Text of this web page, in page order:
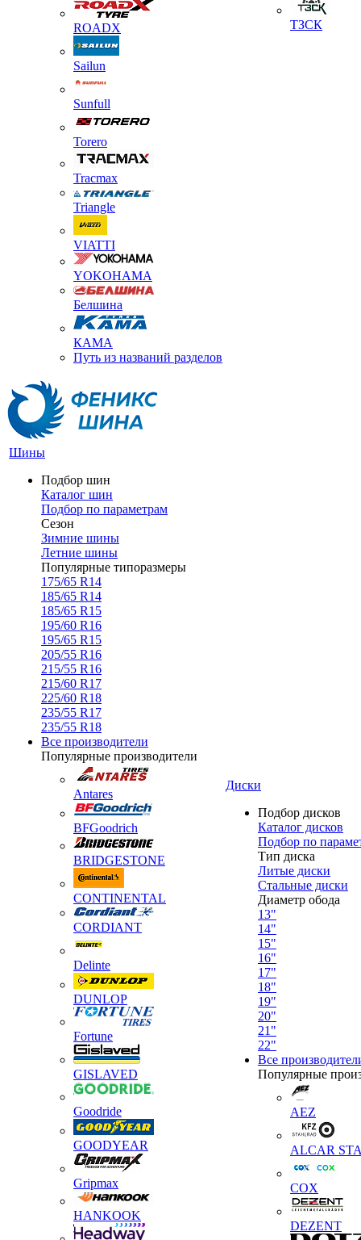
ROADX
Sailun
Sunfull
Torero
Tracmax
Triangle
VIATTI
YOKOHAMA
Белшина
КАМА
Путь из названий разделов
ТЗСК
Шины
Подбор шин
Каталог шин
Подбор по параметрам
Сезон
Зимние шины
Летние шины
Популярные типоразмеры
175/65 R14
185/65 R14
185/65 R15
195/60 R16
195/65 R15
205/55 R16
215/55 R16
215/60 R17
225/60 R18
235/55 R17
235/55 R18
Все производители
Популярные производители
Antares
BFGoodrich
BRIDGESTONE
CONTINENTAL
CORDIANT
Delinte
DUNLOP
Fortune
GISLAVED
Goodride
GOODYEAR
Gripmax
HANKOOK
Диски
Подбор дисков
Каталог дисков
Подбор по
Тип диска
Литые диски
Стальные диски
Диаметр обода
13"
14"
15"
16"
17"
18"
19"
20"
21"
22"
Все
Популярные
AEZ
ALCAR
COX
DEZENT